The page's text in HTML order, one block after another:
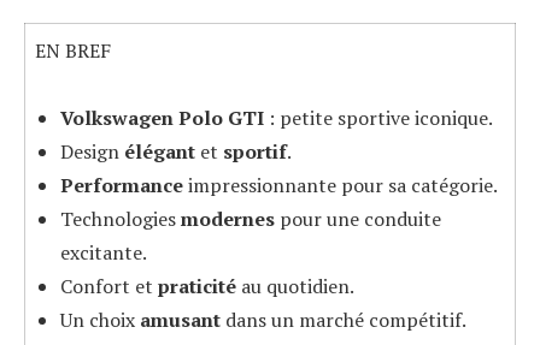
EN BREF
Volkswagen Polo GTI: petite sportive iconique.
Design élégantet sportif.
Performanceimpressionnante pour sa catégorie.
Technologiesmodernespour une conduite
excitante.
Confort et praticitéau quotidien.
Un choix amusantdans un marché compétitif.